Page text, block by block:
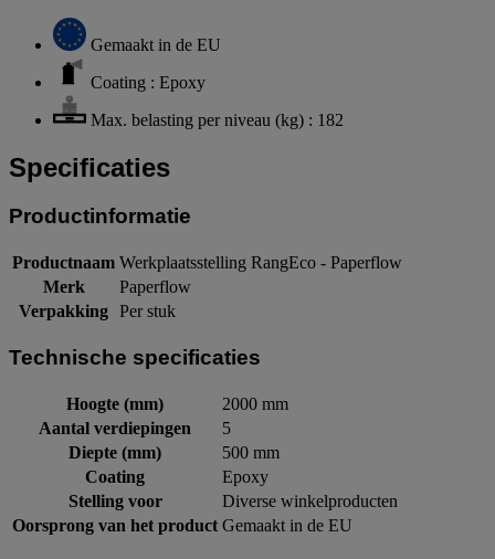
Gemaakt in de EU
Coating : Epoxy
Max. belasting per niveau (kg) : 182
Specificaties
Productinformatie
Productnaam Werkplaatsstelling RangEco - Paperflow
Merk
Paperflow
Verpakking Per stuk
Technische specificaties
Hoogte (mm)
2000 mm
Aantal verdiepingen
5
Diepte (mm)
500 mm
Coating
Epoxy
Stelling voor
Diverse winkelproducten
Oorsprong van het product Gemaakt in de EU